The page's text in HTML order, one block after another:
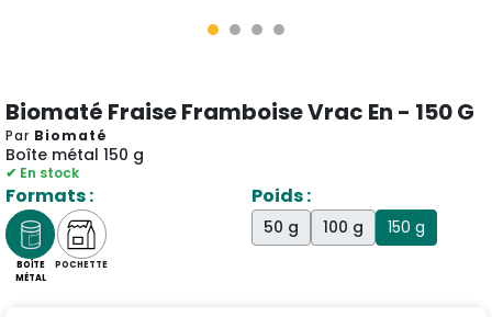
Biomaté Fraise Framboise Vrac En - 150 G
Par Biomaté
Boîte métal 150 g
✔ En stock
Formats :
BOÎTE
MÉTAL
POCHETTE
Poids :
50 g 100 g 150 g